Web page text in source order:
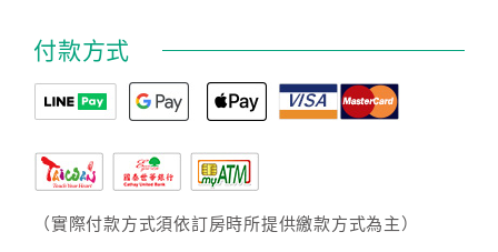
付款方式
（實際付款方式須依訂房時所提供繳款方式為主）